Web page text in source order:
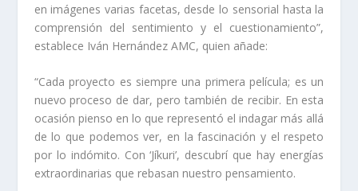
en imágenes varias facetas, desde lo sensorial hasta la
comprensión del sentimiento y el cuestionamiento”,
establece Iván Hernández AMC, quien añade:
“Cada proyecto es siempre una primera película; es un
nuevo proceso de dar, pero también de recibir. En esta
ocasión pienso en lo que representó el indagar más allá
de lo que podemos ver, en la fascinación y el respeto
por lo indómito. Con ‘Jíkuri’, descubrí que hay energías
extraordinarias que rebasan nuestro pensamiento.